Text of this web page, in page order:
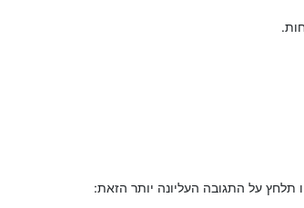
על התגובה העליונה יותר הזאת: